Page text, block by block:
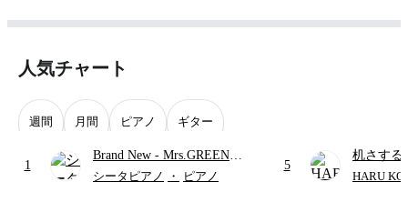
人気チャート
週間 月間 ピアノ ギター
1
Brand New - Mrs.GREEN
APPLE
シータピアノ ・ ピアノ
5
机さする
HARU